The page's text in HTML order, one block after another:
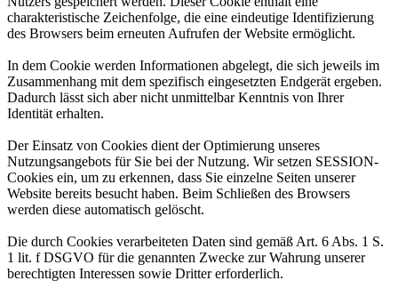
charakteristische Zeichenfolge, die eine eindeutige Identifizierung
des Browsers beim erneuten Aufrufen der Website ermöglicht.
In dem Cookie werden Informationen abgelegt, die sich jeweils im
Zusammenhang mit dem spezifisch eingesetzten Endgerät ergeben.
Dadurch lässt sich aber nicht unmittelbar Kenntnis von Ihrer
Identität erhalten.
Der Einsatz von Cookies dient der Optimierung unseres
Nutzungsangebots für Sie bei der Nutzung. Wir setzen SESSION-
Cookies ein, um zu erkennen, dass Sie einzelne Seiten unserer
Website bereits besucht haben. Beim Schließen des Browsers
werden diese automatisch gelöscht.
Die durch Cookies verarbeiteten Daten sind gemäß Art. 6 Abs. 1 S.
1 lit. f DSGVO für die genannten Zwecke zur Wahrung unserer
berechtigten Interessen sowie Dritter erforderlich.